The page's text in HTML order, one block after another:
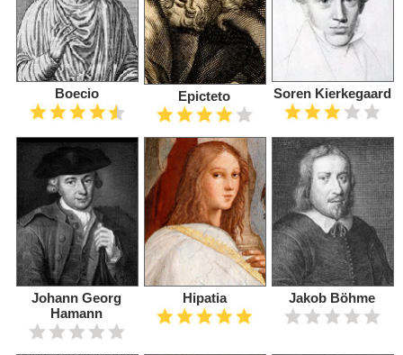
Boecio Epicteto Soren Kierkegaard
Johann Georg
Hamann
Hipatia Jakob Böhme